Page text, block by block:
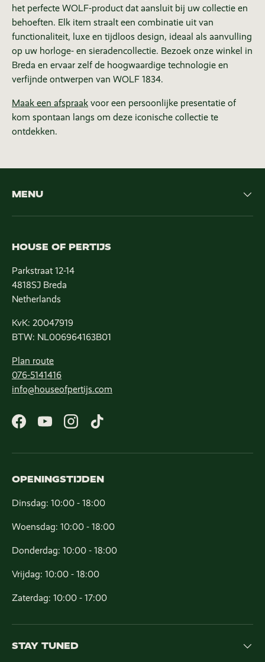
het perfecte WOLF-product dat aansluit bij uw collectie en
behoeften. Elk item straalt een combinatie uit van
functionaliteit, luxe en tijdloos design, ideaal als aanvulling
op uw horloge- en sieradencollectie. Bezoek onze winkel in
Breda en ervaar zelf de hoogwaardige technologie en
verfijnde ontwerpen van WOLF 1834.
Maak een afspraak voor een persoonlijke presentatie of
kom spontaan langs om deze iconische collectie te
ontdekken.
MENU
HOUSE OF PERTIJS
Parkstraat 12-14
4818SJ Breda
Netherlands
KvK: 20047919
BTW: NL006964163B01
Plan route
076-5141416
info@houseofpertijs.com
Facebook
YouTubeInstagram
TikTok
OPENINGSTIJDEN
Dinsdag: 10:00 - 18:00
Woensdag: 10:00 - 18:00
Donderdag: 10:00 - 18:00
Vrijdag: 10:00 - 18:00
Zaterdag: 10:00 - 17:00
STAY TUNED